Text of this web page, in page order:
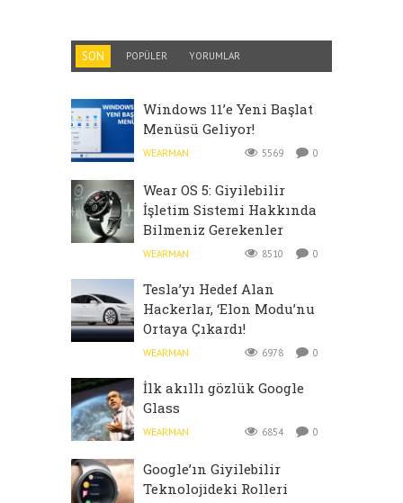
SON POPÜLER YORUMLAR
Windows 11’e Yeni Başlat
Menüsü Geliyor!
WEARMAN 5569 0
Wear OS 5: Giyilebilir
İşletim Sistemi Hakkında
Bilmeniz Gerekenler
WEARMAN 8510 0
Tesla’yı Hedef Alan
Hackerlar, ‘Elon Modu’nu
Ortaya Çıkardı!
WEARMAN 6978 0
İlk akıllı gözlük Google
Glass
WEARMAN 6854 0
Google’ın Giyilebilir
Teknolojideki Rolleri